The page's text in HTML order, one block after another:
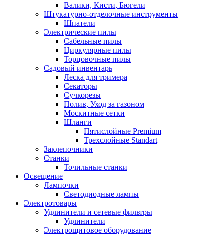
Валики, Кисти, Бюгели
Штукатурно-отделочные инструменты
Шпатели
Электрические пилы
Сабельные пилы
Циркулярные пилы
Торцовочные пилы
Садовый инвентарь
Леска для тримера
Секаторы
Сучкорезы
Полив, Уход за газоном
Москитные сетки
Шланги
Пятислойные Premium
Трехслойные Standart
Заклепочники
Станки
Точильные станки
Освещение
Лампочки
Светодиодные лампы
Электротовары
Удлинители и сетевые фильтры
Удлинители
Электрощитовое оборудование